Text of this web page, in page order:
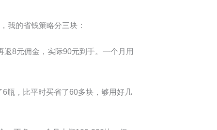
我的省钱策略分三块：
8元佣金，实际90元到手。一个月用
瓶，比平时买省了60多块，够用好几